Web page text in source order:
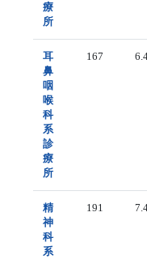
療
所
耳
鼻
咽
喉
科
系
診
療
所
167
精
神
科
系
191